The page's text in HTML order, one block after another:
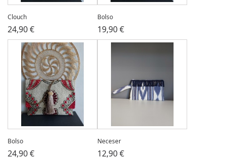
Clouch
24,90 €
Bolso
19,90 €
Bolso
24,90 €
Neceser
12,90 €